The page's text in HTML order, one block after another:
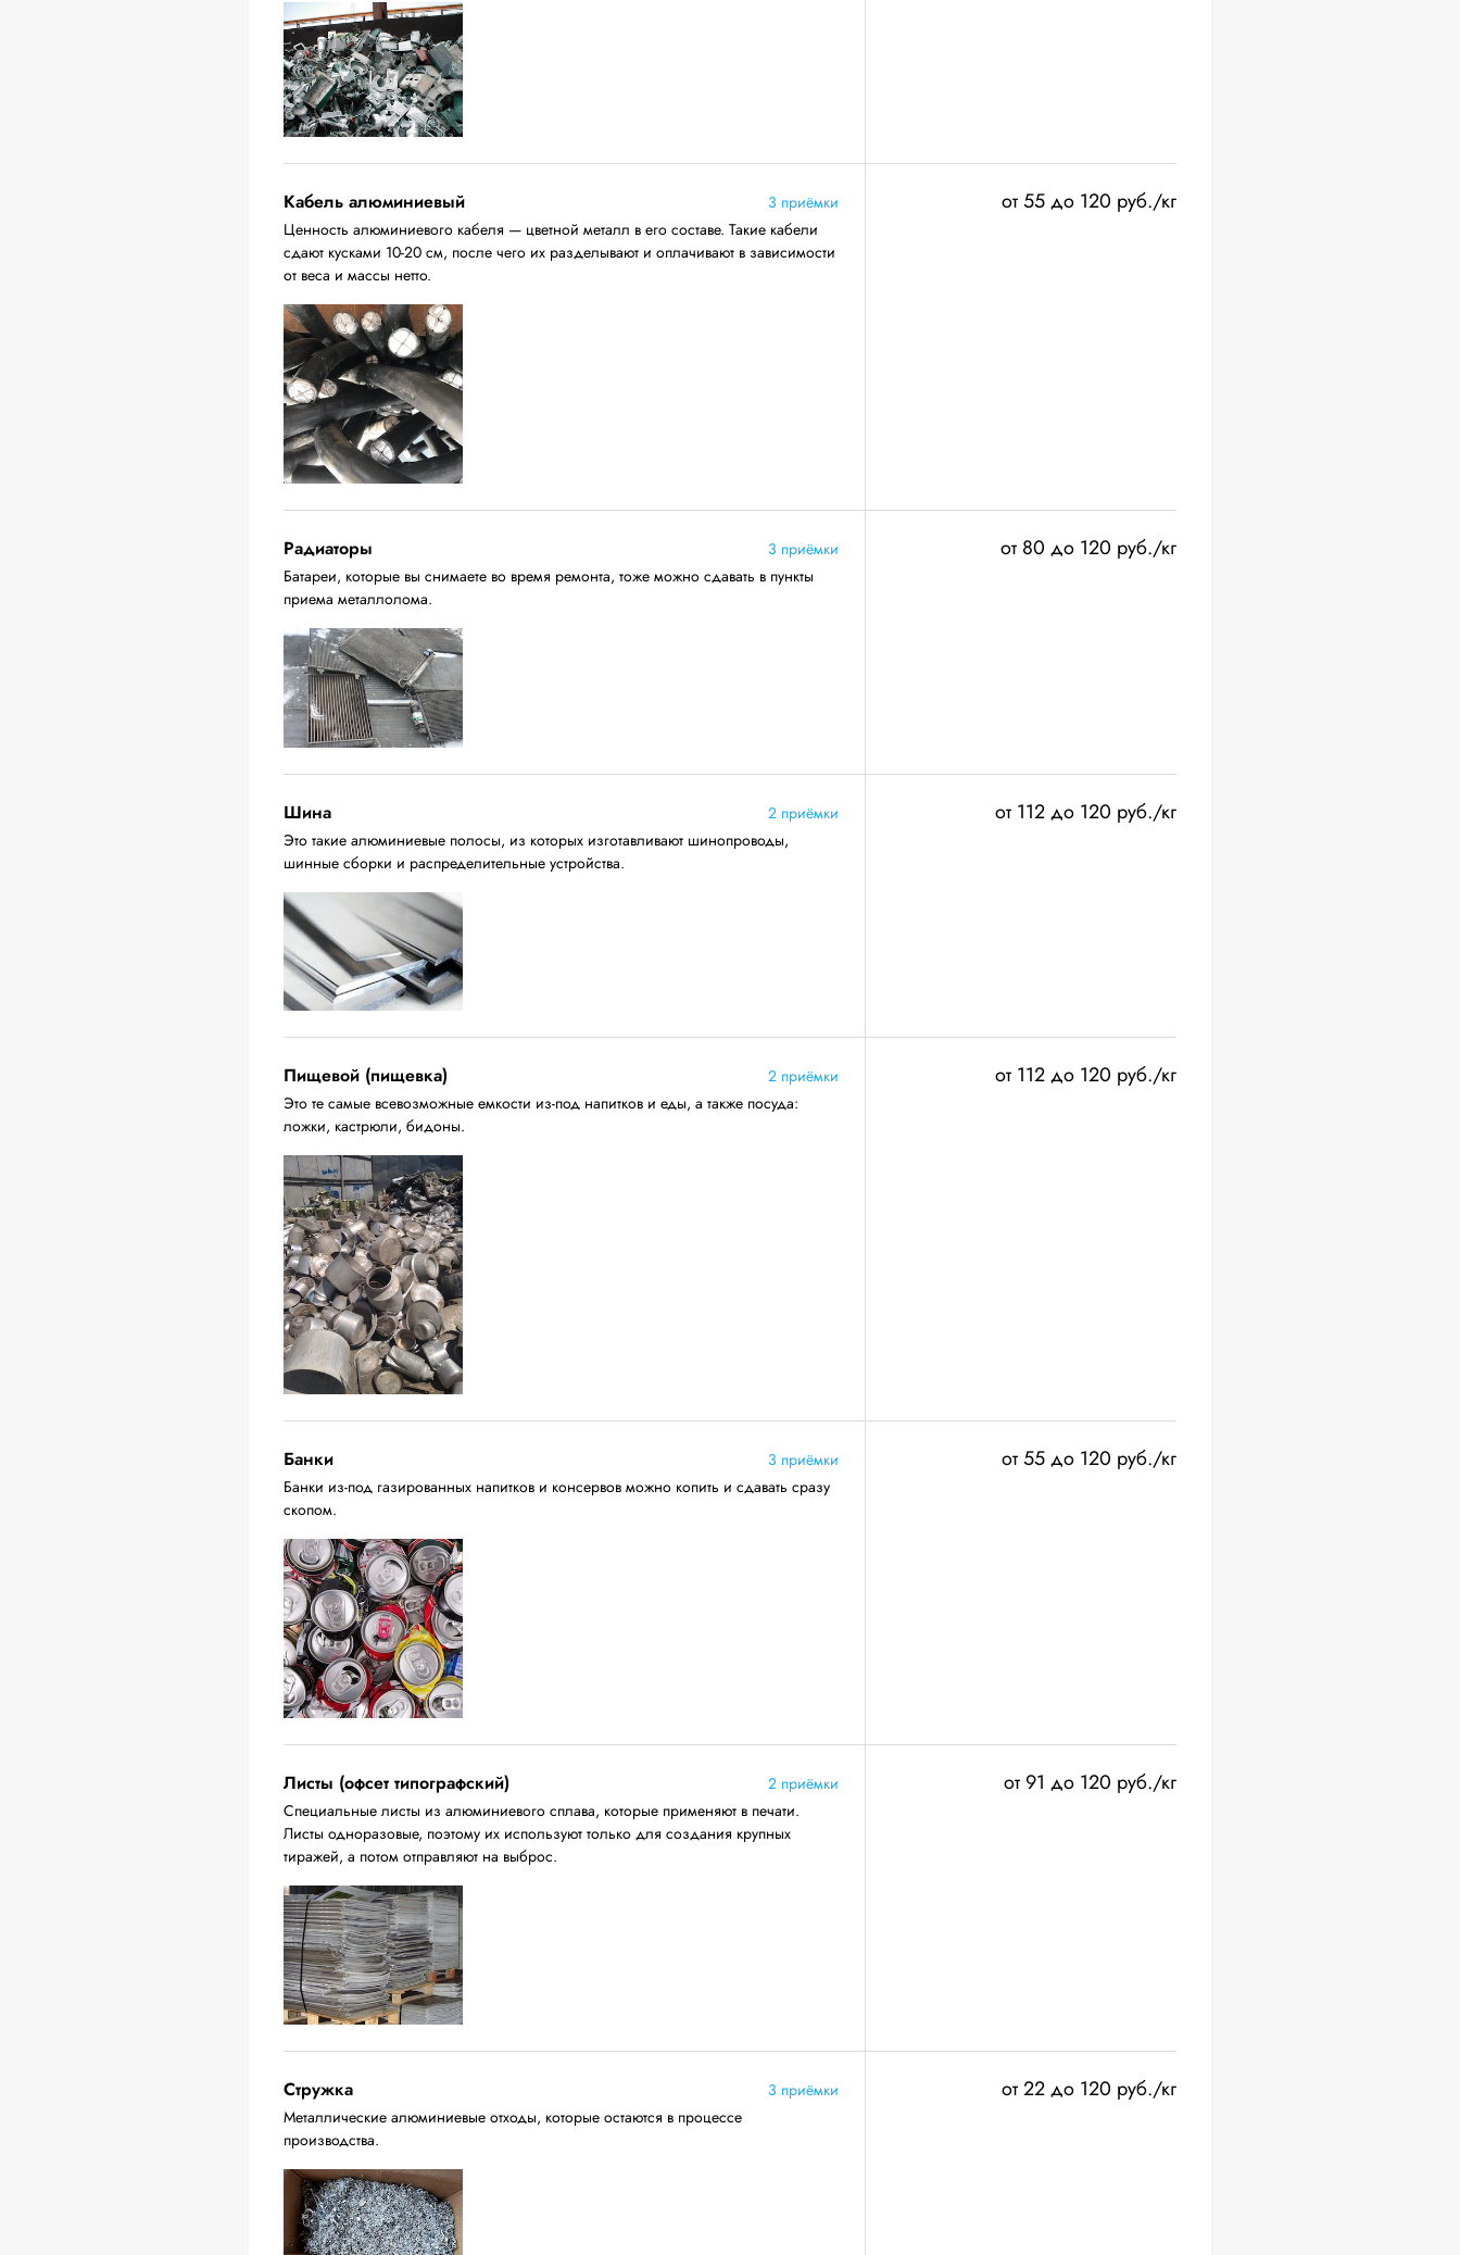
Кабель алюминиевый
3 приёмки
Ценность алюминиевого кабеля — цветной металл в его составе. Такие кабели
сдают кусками 10-20 см, после чего их разделывают и оплачивают в зависимости
от веса и массы нетто.
от 55 до 120 руб./кг
Радиаторы
3 приёмки
Батареи, которые вы снимаете во время ремонта, тоже можно сдавать в пункты
приема металлолома.
от 80 до 120 руб./кг
Шина
2 приёмки
Это такие алюминиевые полосы, из которых изготавливают шинопроводы,
шинные сборки и распределительные устройства.
от 112 до 120 руб./кг
Пищевой (пищевка)
2 приёмки
Это те самые всевозможные емкости из-под напитков и еды, а также посуда:
ложки, кастрюли, бидоны.
от 112 до 120 руб./кг
Банки
3 приёмки
Банки из-под газированных напитков и консервов можно копить и сдавать сразу
скопом.
от 55 до 120 руб./кг
Листы (офсет типографский)
2 приёмки
Специальные листы из алюминиевого сплава, которые применяют в печати.
Листы одноразовые, поэтому их используют только для создания крупных
тиражей, а потом отправляют на выброс.
от 91 до 120 руб./кг
Стружка
3 приёмки
Металлические алюминиевые отходы, которые остаются в процессе
производства.
от 22 до 120 руб./кг